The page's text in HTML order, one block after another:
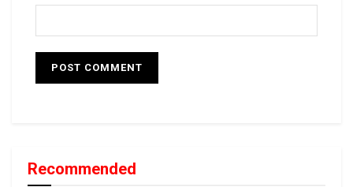
Recommended